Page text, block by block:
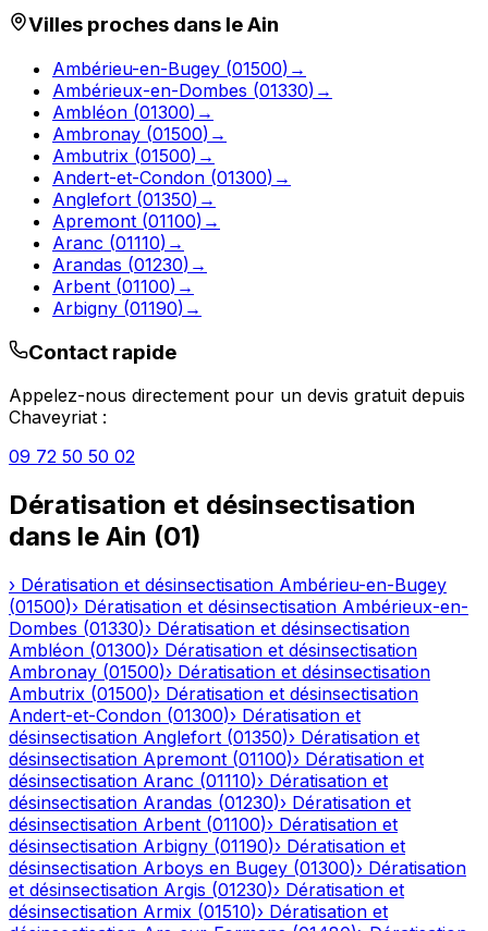
Villes proches dans leAin
Ambérieu-en-Bugey (01500) →
Ambérieux-en-Dombes (01330) →
Ambléon (01300) →
Ambronay (01500) →
Ambutrix (01500) →
Andert-et-Condon (01300) →
Anglefort (01350) →
Apremont (01100) →
Aranc (01110) →
Arandas (01230) →
Arbent (01100) →
Arbigny (01190) →
Contact rapide
Appelez-nous directement pour un devis gratuit depuis
Chaveyriat :
09 72 50 50 02
Dératisation et désinsectisation
dans le Ain (01)
› Dératisation et désinsectisation Ambérieu-en-Bugey
(01500)› Dératisation et désinsectisation Ambérieux-en-
Dombes (01330)› Dératisation et désinsectisation
Ambléon (01300)› Dératisation et désinsectisation
Ambronay (01500)› Dératisation et désinsectisation
Ambutrix (01500)› Dératisation et désinsectisation
Andert-et-Condon (01300)› Dératisation et
désinsectisation Anglefort (01350)› Dératisation et
désinsectisation Apremont (01100)› Dératisation et
désinsectisation Aranc (01110)› Dératisation et
désinsectisation Arandas (01230)› Dératisation et
désinsectisation Arbent (01100)› Dératisation et
désinsectisation Arbigny (01190)› Dératisation et
désinsectisation Arboys en Bugey (01300)› Dératisation
et désinsectisation Argis (01230)› Dératisation et
désinsectisation Armix (01510)› Dératisation et